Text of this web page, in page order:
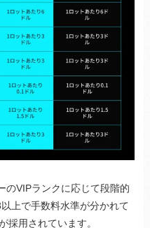
のVIPランクに応じて段階的
上で手数料水準が分かれて
採用されています。